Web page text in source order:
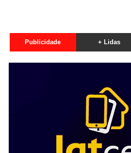
Publicidade + Lidas